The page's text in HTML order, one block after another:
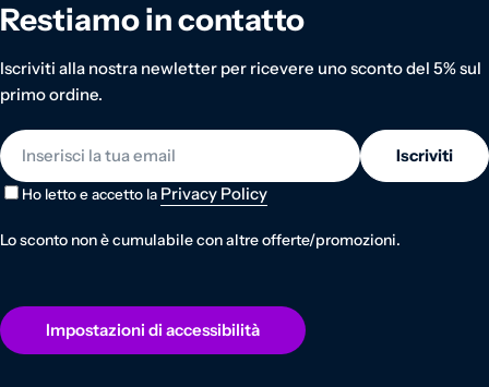
Restiamo in contatto
Iscriviti alla nostra newletter per ricevere uno sconto del 5% sul
primo ordine.
E-mail
Iscriviti
Ho letto e accetto la Privacy Policy
Lo sconto non è cumulabile con altre offerte/promozioni.
Impostazioni di accessibilità